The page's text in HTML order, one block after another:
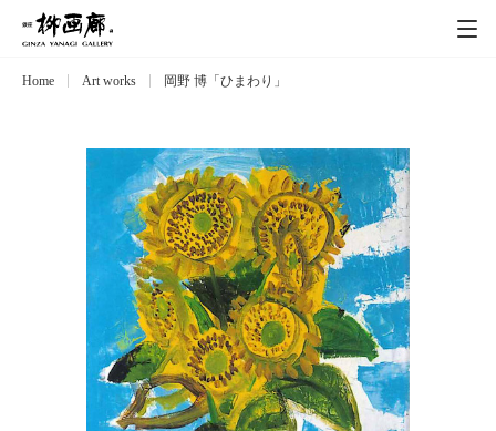
Exhibitions
イベント
作家
作品一覧
カタログ
Home Art works 岡野 博「ひまわり」